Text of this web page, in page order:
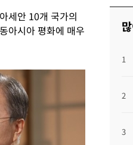
세안 10개 국가의
아시아 평화에 매우
1
2
3